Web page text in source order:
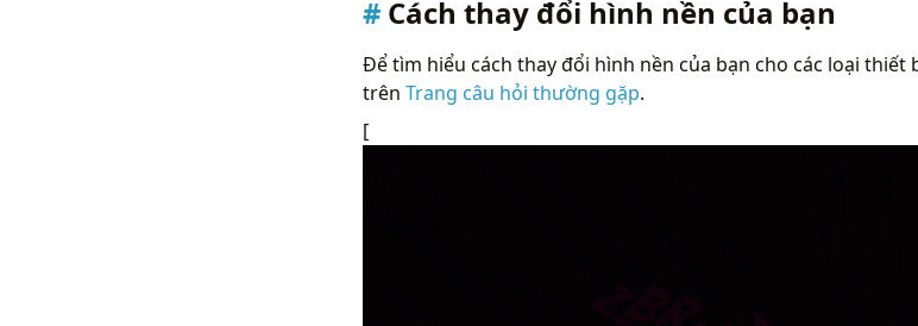
Cách thay đổi hình nền của bạn
Để tìm hiểu cách thay đổi hình nền của bạn cho các loại thiết
trên Trang câu hỏi thường gặp.
[